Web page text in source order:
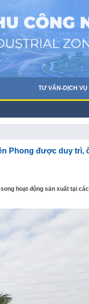
TƯ VẤN-DỊCH VỤ
Phong được duy trì,
hoạt động sản xuất tại